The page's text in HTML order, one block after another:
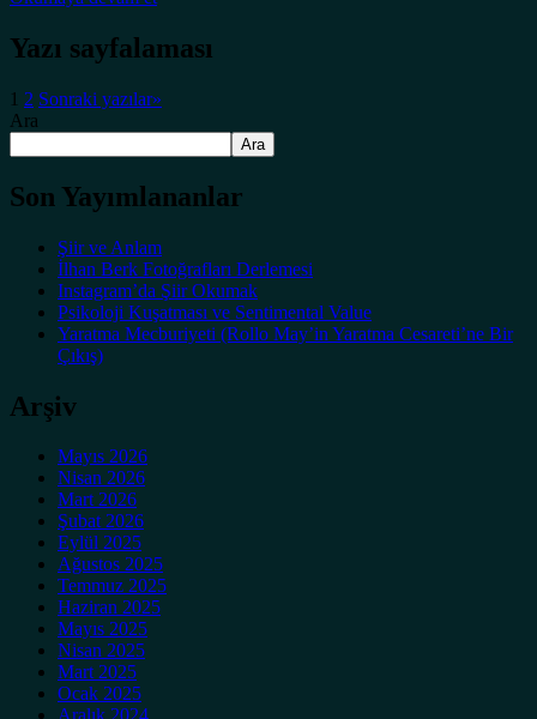
Yazı sayfalaması
1 2 Sonraki yazılar»
Ara
Ara
Son Yayımlananlar
Şiir ve Anlam
İlhan Berk Fotoğrafları Derlemesi
Instagram’da Şiir Okumak
Psikoloji Kuşatması ve Sentimental Value
Yaratma Mecburiyeti (Rollo May’in Yaratma Cesareti’ne Bir
Çıkış)
Arşiv
Mayıs 2026
Nisan 2026
Mart 2026
Şubat 2026
Eylül 2025
Ağustos 2025
Temmuz 2025
Haziran 2025
Mayıs 2025
Nisan 2025
Mart 2025
Ocak 2025